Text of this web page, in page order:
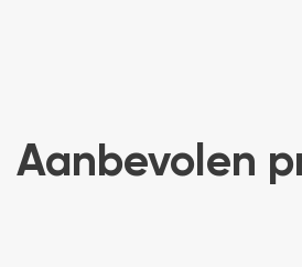
Aanbevolen